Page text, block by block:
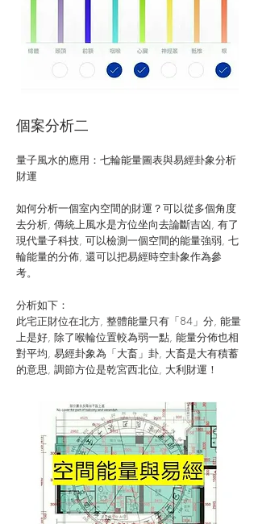
個案分析二
量子風水的應用：七輪能量圖表與易經卦象分析
財運
如何分析一個室內空間的財運？可以從多個角度
去分析, 傳統上風水是方位坐向去論斷吉凶, 有了
現代量子科技, 可以檢測一個空間的能量強弱, 七
輪能量的分佈, 還可以把易經時空卦象作為參
考。
分析如下：
此宅正財位在北方, 整體能量只有「84」分, 能量
上是好, 除了喉輪位置較為弱一點, 能量分佈也相
對平均, 易經卦象為「大畜」卦, 大畜是大有積蓄
的意思, 調節方位是乾宮西北位, 大利財運！